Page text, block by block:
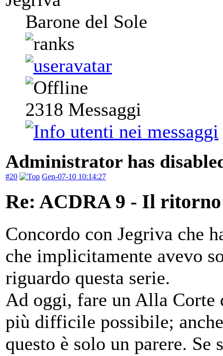
Barone del Sole
2318 Messaggi
Administrator has
#20 Gen-07-10 10:14:27
Re: ACDRA 9 - Il
Concordo con Jegriva che
che implicitamente avevo
riguardo questa serie.
Ad oggi, fare un Alla
più difficile possibile;
questo è solo un parere. Se